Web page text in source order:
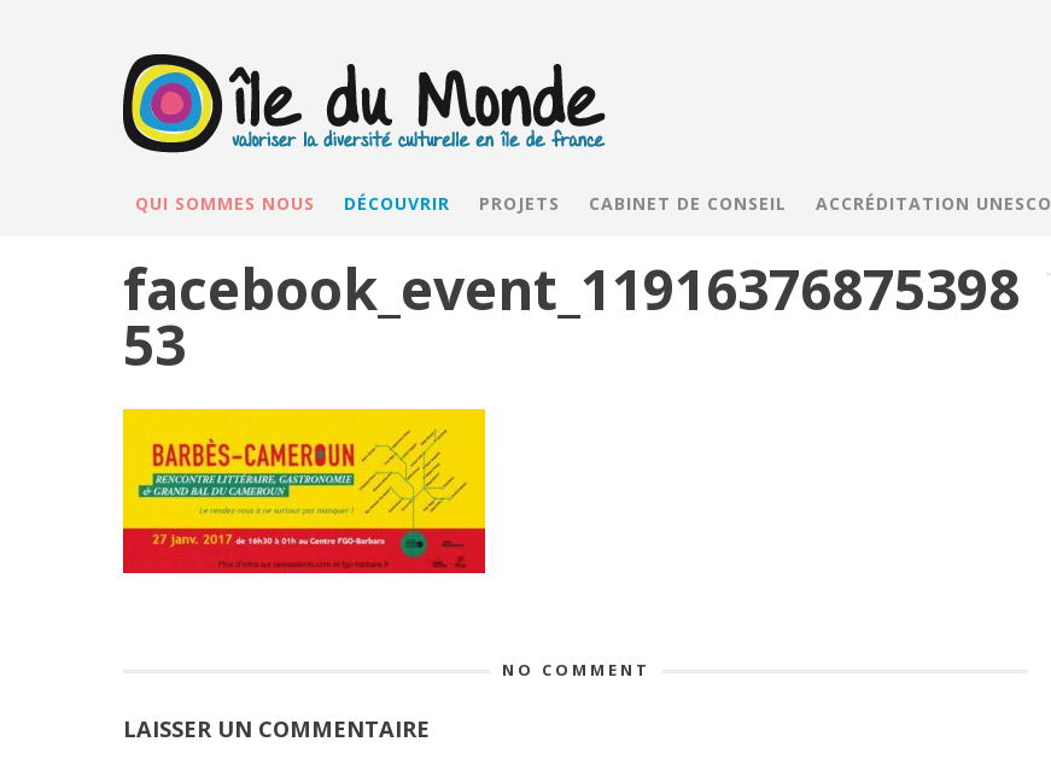
QUI SOMMES NOUS DÉCOUVRIR PROJETS CABINET DE CONSEIL ACCRÉDITATION UNESCO
facebook_event_11916376875398
53
NO COMMENT
LAISSER UN COMMENTAIRE